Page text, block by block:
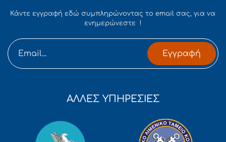
Κάντε εγγραφή εδώ συμπληρώνοντας το email σας, για να
ενημερώνεστε !
Εγγραφή
ΑΛΛΕΣ ΥΠΗΡΕΣΙΕΣ